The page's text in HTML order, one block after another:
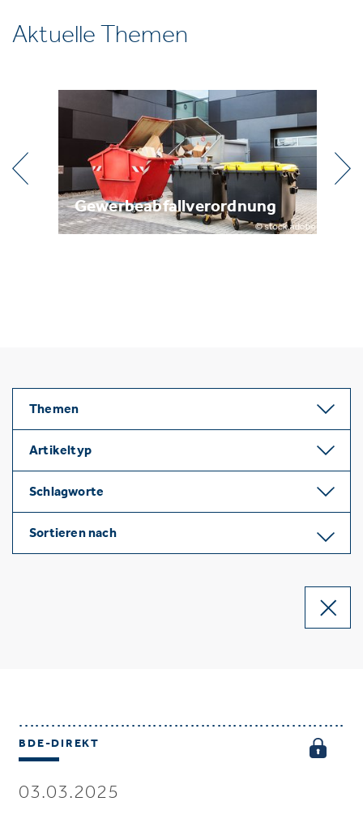
Aktuelle Themen
Gewerbeabfallverordnung
Themen
Artikeltyp
Schlagworte
Sortieren nach
BDE-DIREKT
03.03.2025